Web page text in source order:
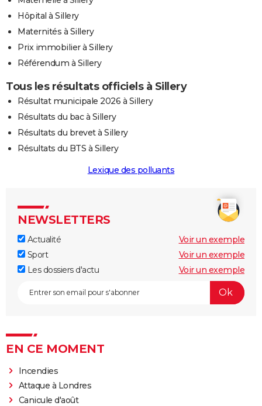
Hôpital à Sillery
Maternités à Sillery
Prix immobilier à Sillery
Référendum à Sillery
Tous les résultats officiels à Sillery
Résultat municipale 2026 à Sillery
Résultats du bac à Sillery
Résultats du brevet à Sillery
Résultats du BTS à Sillery
Lexique des polluants
NEWSLETTERS
Actualité
Voir un exemple
Sport
Voir un exemple
Les dossiers d'actu
Voir un exemple
EN CE MOMENT
Incendies
Attaque à Londres
Canicule d'août